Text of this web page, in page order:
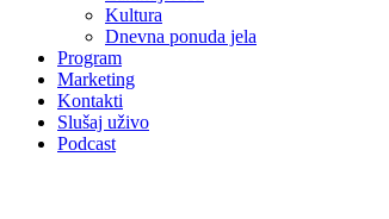
Kultura
Dnevna ponuda jela
Program
Marketing
Kontakti
Slušaj uživo
Podcast